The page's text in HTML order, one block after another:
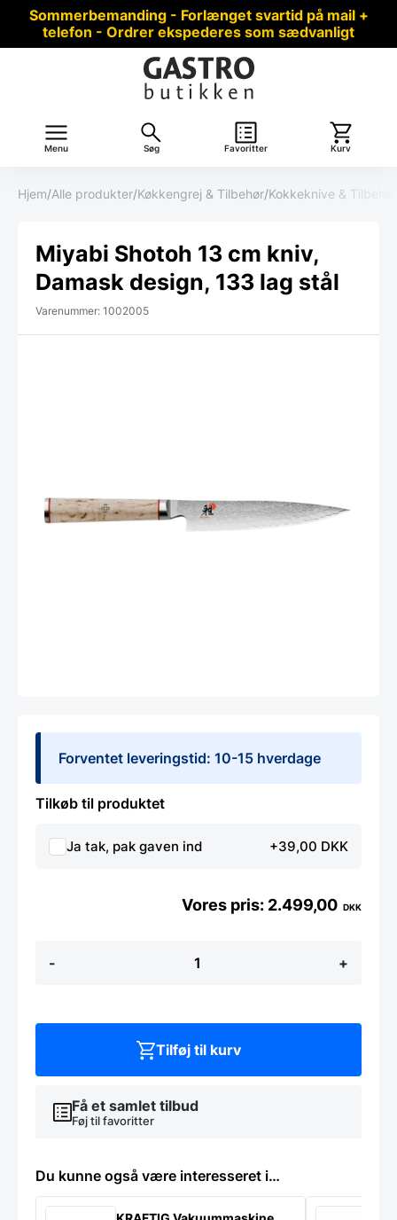
Sommerbemanding - Forlænget svartid på mail +
telefon - Ordrer ekspederes som sædvanligt
Menu Søg Favoritter Kurv
Hjem/Alle produkter/Køkkengrej & Tilbehør/Kokkeknive & Tilbehør
Miyabi Shotoh 13 cm kniv,
Damask design, 133 lag stål
Varenummer: 1002005
Forventet leveringstid: 10-15 hverdage
Tilkøb til produktet
Ja tak, pak gaven ind +39,00 DKK
-
Shotoh
Damask
lag
antal
+
2.499,00 DKK
Få et samlet tilbud
Føj til favoritter
Tilføj til kurv
Du kunne også være interesseret i…